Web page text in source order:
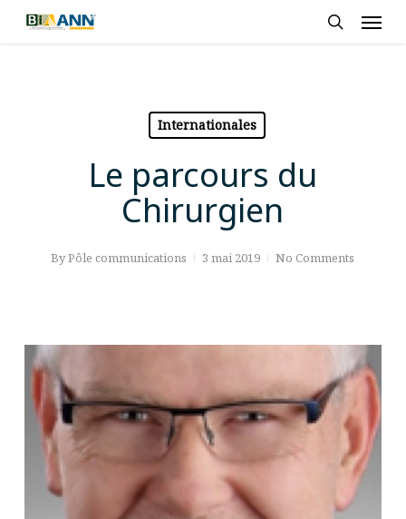
Skip
Internationales
Le parcours du
Chirurgien
ByPôle communications 3 mai 2019 No Comments